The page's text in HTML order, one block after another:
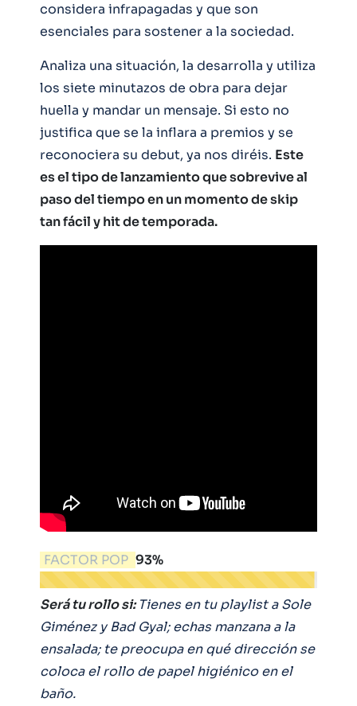
considera infrapagadas y que son
esenciales para sostener a la sociedad.
Analiza una situación, la desarrolla y utiliza
los siete minutazos de obra para dejar
huella y mandar un mensaje. Si esto no
justifica que se la inflara a premios y se
reconociera su debut, ya nos diréis. Este
es el tipo de lanzamiento que sobrevive al
paso del tiempo en un momento de skip
tan fácil y hit de temporada.
FACTOR POP 93%
Será tu rollo si:Tienes en tu playlist a Sole
Giménez y Bad Gyal; echas manzana a la
ensalada; te preocupa en qué dirección se
coloca el rollo de papel higiénico en el
baño.